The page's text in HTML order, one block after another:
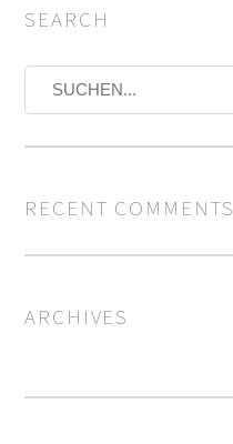
SEARCH
RECENT COMMENTS
ARCHIVES